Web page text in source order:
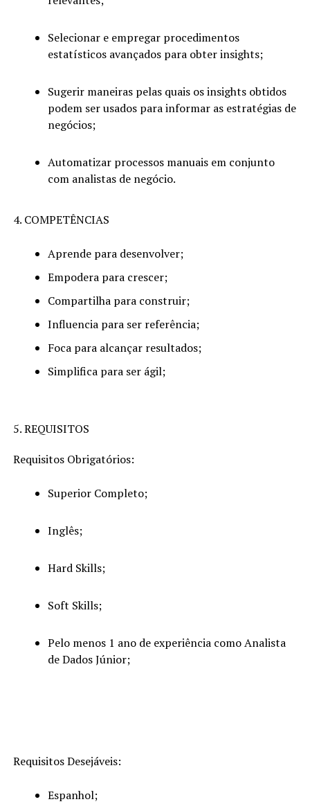
Selecionar e empregar procedimentos
estatísticos avançados para obter insights;
Sugerir maneiras pelas quais os insights obtidos
podem ser usados ​​para informar as estratégias de
negócios;
Automatizar processos manuais em conjunto
com analistas de negócio.
4. COMPETÊNCIAS
Aprende para desenvolver;
Empodera para crescer;
Compartilha para construir;
Influencia para ser referência;
Foca para alcançar resultados;
Simplifica para ser ágil;
5. REQUISITOS
Requisitos Obrigatórios:
Superior Completo;
Inglês;
Hard Skills;
Soft Skills;
Pelo menos 1 ano de experiência como Analista
de Dados Júnior;
Requisitos Desejáveis:
Espanhol;